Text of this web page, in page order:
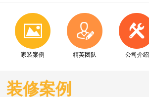
家装案例 精英团队 公司介绍
装修案例